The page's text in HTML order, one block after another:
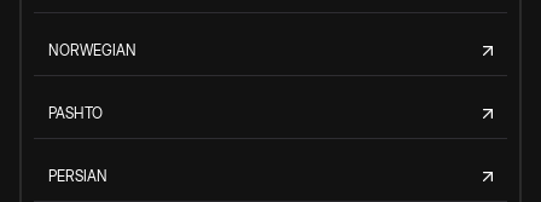
NORWEGIAN
PASHTO
PERSIAN